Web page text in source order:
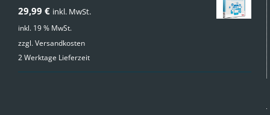
29,99 € inkl. MwSt.
inkl. 19 % MwSt.
zzgl.Versandkosten
2 Werktage Lieferzeit